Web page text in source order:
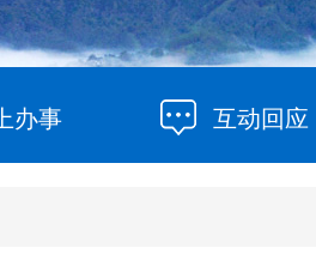
办事 互动回应